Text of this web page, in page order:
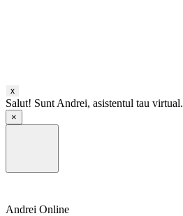
x
Salut! Sunt Andrei, asistentul tau virtual.
×
Andrei Online